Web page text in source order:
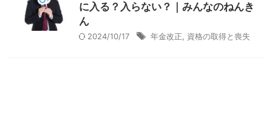
に入る？入らない？｜みんなのねんき
ん
2024/10/17 年金改正 資格の取得と喪失